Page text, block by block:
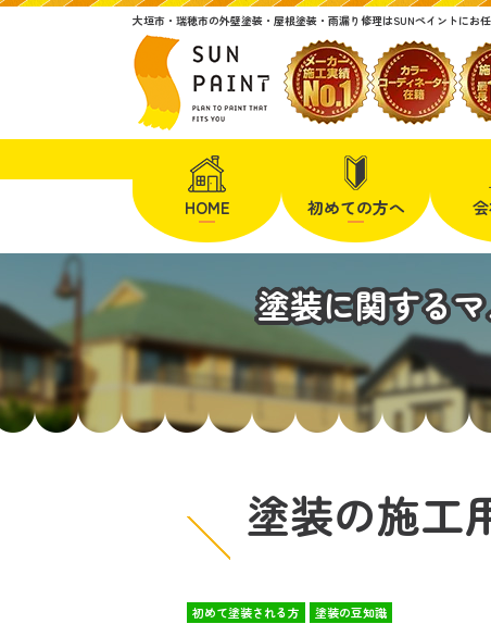
大垣市・瑞穂市の外壁塗装・屋根塗装・雨漏り修理はSUNペイントにお
HOME 初めての方へ
塗装に関する
塗装の施工
初めて塗装される方 塗装の豆知識